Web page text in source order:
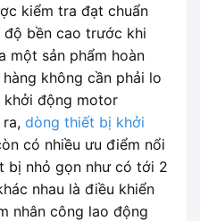
kiểm tra đạt chuẩn
bền cao trước khi
một sản phẩm hoàn
không cần phải lo
khởi động motor
ra, dòng thiết bị khởi
có nhiều ưu điểm nổi
bị nhỏ gọn như có tới 2
nhau là điều khiển
nhân công lao động